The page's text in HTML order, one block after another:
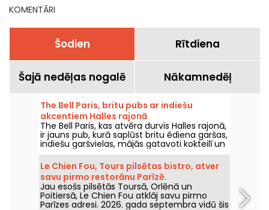
KOMENTĀRI
Šodien Rītdiena
Šajā nedēļas nogalē Nākamnedēļ
The Bell Paris, britu pubs ar indiešu
akcentiem Halles rajonā
The Bell Paris, kas atvēra durvis Halles rajonā,
ir jauns pub, kurā saplūst britu ēdiena garšas,
indiešu garšvielas, mājās gatavoti kokteilī un
amatnieku alus, visu veido Džims Hāmiltons.
Le Chien Fou, Tours pilsētas bistro, atver
savu pirmo restorānu Parīzē.
Jau esošs pilsētās Toursā, Orlēnā un
Poitiersā, Le Chien Fou atklāj savu pirmo
Parīzes adresi. 2026. gada septembra vidū šis